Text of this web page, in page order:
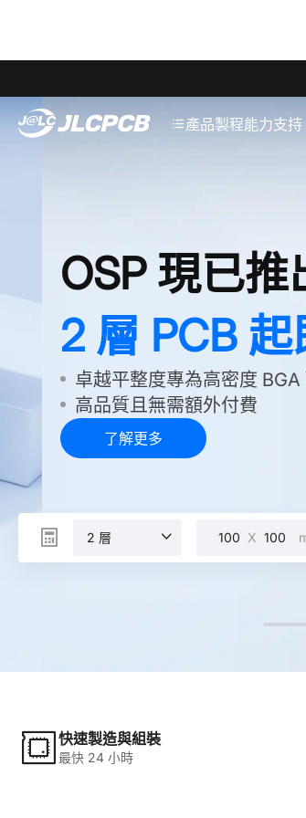
產品製程能力支持
OSP 現已推出
2 層 PCB 起
卓越平整度專為高密度 BGA 而設
高品質且無需額外付費
了解更多
2 層 X
快速製造與組裝
最快 24 小時